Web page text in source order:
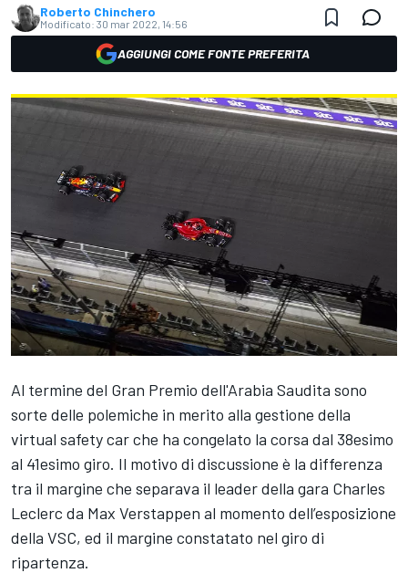
Roberto Chinchero
Modificato: 30 mar 2022, 14:56
AGGIUNGI COME FONTE PREFERITA
Al termine del Gran Premio dell'Arabia Saudita sono
sorte delle polemiche in merito alla gestione della
virtual safety car che ha congelato la corsa dal 38esimo
al 41esimo giro. Il motivo di discussione è la differenza
tra il margine che separava il leader della gara Charles
Leclerc da Max Verstappen al momento dell’esposizione
della VSC, ed il margine constatato nel giro di
ripartenza.